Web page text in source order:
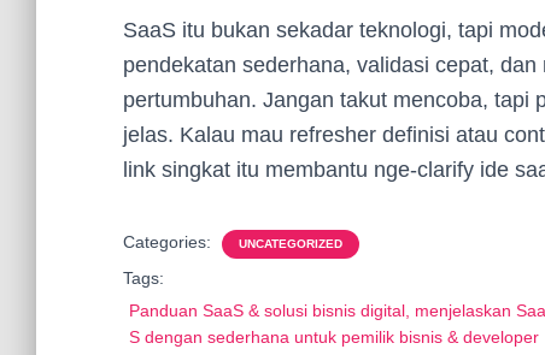
SaaS itu bukan sekadar teknologi, tapi
pendekatan sederhana, validasi cepat,
pertumbuhan. Jangan takut mencoba, tapi
jelas. Kalau mau refresher definisi atau
link singkat itu membantu nge-clarify ide
Categories: UNCATEGORIZED
Tags:
Panduan SaaS & solusi bisnis digital, menjelaskan Saa
S dengan sederhana untuk pemilik bisnis & developer